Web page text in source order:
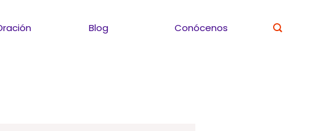
Blog Conócenos